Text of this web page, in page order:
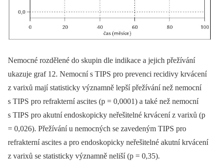
Nemocné rozdělené do skupin dle indikace a jejich přežívání
ukazuje graf 12. Nemocní s TIPS pro prevenci recidivy krvácení
z varixů mají statisticky významně lepší přežívání než nemocní
s TIPS pro refrakterní ascites (p = 0,0001) a také než nemocní
s TIPS pro akutní endoskopicky neřešitelné krvácení z varixů (p
= 0,026). Přežívání u nemocných se zavedeným TIPS pro
refrakterní ascites a pro endoskopicky neřešitelné akutní krvácení
z varixů se statisticky významně neliší (p = 0,35).